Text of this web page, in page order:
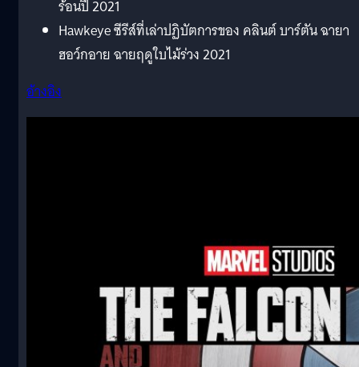
ร้อนปี 2021
Hawkeye ซีรีส์ที่เล่าปฏิบัตการของ คลินต์ บาร์ตัน ฉายา
ฮอว์กอาย ฉายฤดูใบไม้ร่วง 2021
อ้างอิง